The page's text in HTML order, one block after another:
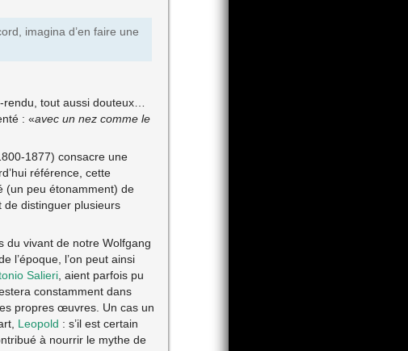
imagina d’en faire une
tout aussi douteux…
: «avec un nez comme le
1877) consacre une
référence, cette
(un peu étonamment) de
de distinguer plusieurs
du vivant de notre Wolfgang
l’époque, l’on peut ainsi
Salieri, aient parfois pu
constamment dans
propres œuvres. Un cas un
Leopold : s’il est certain
à nourrir le mythe de